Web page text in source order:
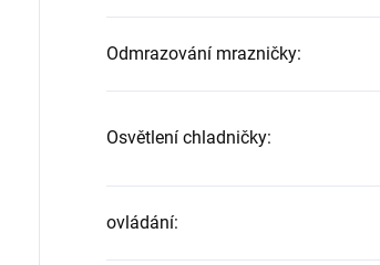
Odmrazování mrazničky:
Osvětlení chladničky:
ovládání: